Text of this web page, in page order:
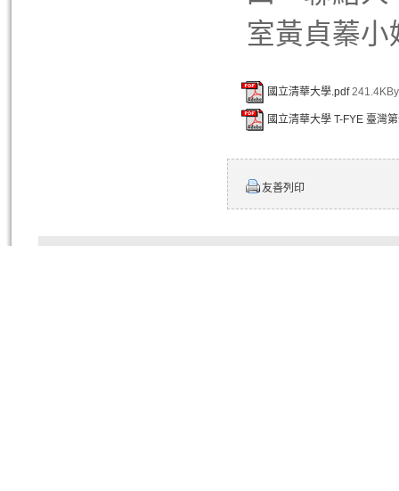
室黃貞蓁小
國立清華大學.pdf
國立清華大學 T-FYE 臺灣
友善列印